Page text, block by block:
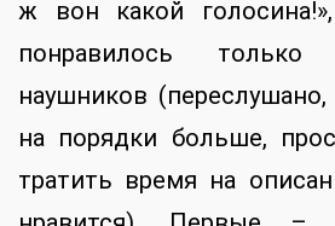
ж вон какой
понравилось
наушников
на порядки больше,
тратить время на